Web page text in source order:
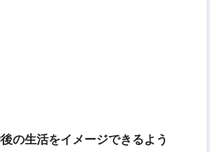
の生活をイメージできるよう